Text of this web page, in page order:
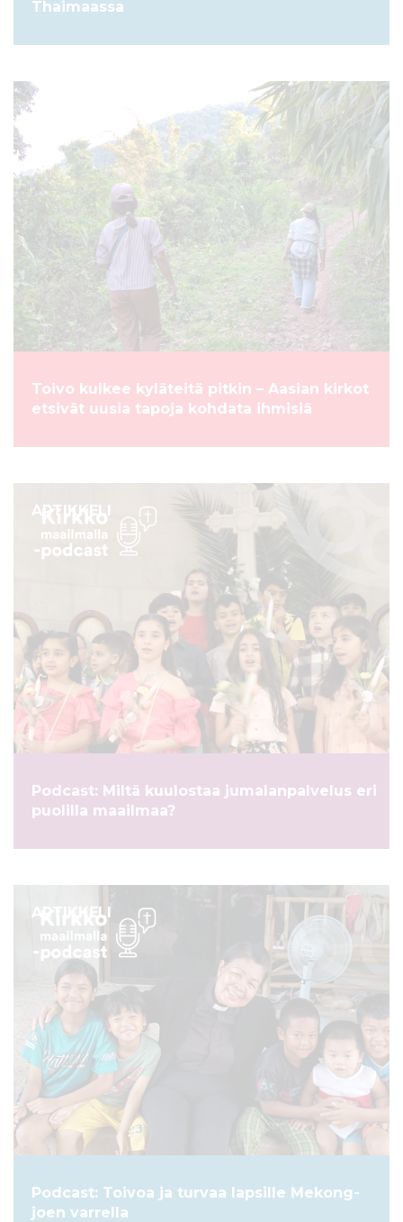
Thaimaassa
ARTIKKELI
Toivo kulkee kyläteitä pitkin – Aasian kirkot
etsivät uusia tapoja kohdata ihmisiä
ARTIKKELI
Podcast: Miltä kuulostaa jumalanpalvelus eri
puolilla maailmaa?
ARTIKKELI
Podcast: Toivoa ja turvaa lapsille Mekong-
joen varrella